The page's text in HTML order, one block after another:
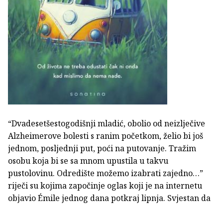
“Dvadesetšestogodišnji mladić, obolio od neizlječive
Alzheimerove bolesti s ranim početkom, želio bi još
jednom, posljednji put, poći na putovanje. Tražim
osobu koja bi se sa mnom upustila u takvu
pustolovinu. Odredište možemo izabrati zajedno…”
riječi su kojima započinje oglas koji je na internetu
objavio Émile jednog dana potkraj lipnja. Svjestan da